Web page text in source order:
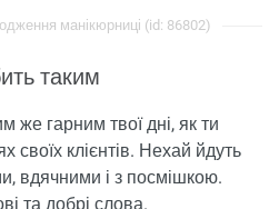
манікюрниці (id: 86802)
таким
же гарним твої дні, як ти
своїх клієнтів. Нехай йдуть
вдячними і з посмішкою.
та добрі слова.